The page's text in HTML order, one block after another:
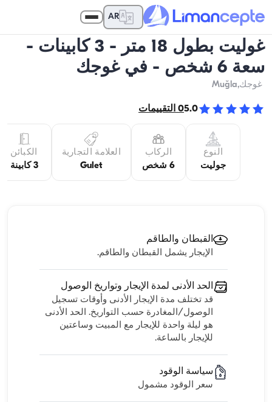
AR
غوليت بطول 18 متر - 3 كابينات -
سعة 6 شخص - في غوجك
غوجك,Muğla
5.0
0 التقييمات
النوع
جوليت
الركاب
6 شخص
العلامة التجارية
Gulet
الكبائن
3 كابينة
القبطان والطاقم
الإيجار يشمل القبطان والطاقم.
الحد الأدنى لمدة الإيجار وتواريخ الوصول
قد تختلف مدة الإيجار الأدنى وأوقات تسجيل
الوصول/المغادرة حسب التواريخ. الحد الأدنى
هو ليلة واحدة للإيجار مع المبيت وساعتين
للإيجار بالساعة.
سياسة الوقود
سعر الوقود مشمول